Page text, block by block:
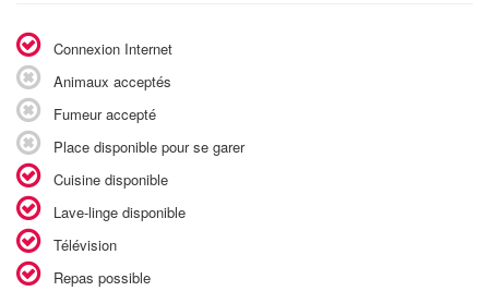
Connexion Internet
Animaux acceptés
Fumeur accepté
Place disponible pour se garer
Cuisine disponible
Lave-linge disponible
Télévision
Repas possible